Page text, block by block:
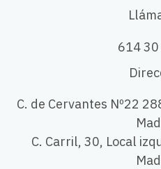
614
C. de Cervantes Nº22
C. Carril, 30, Local